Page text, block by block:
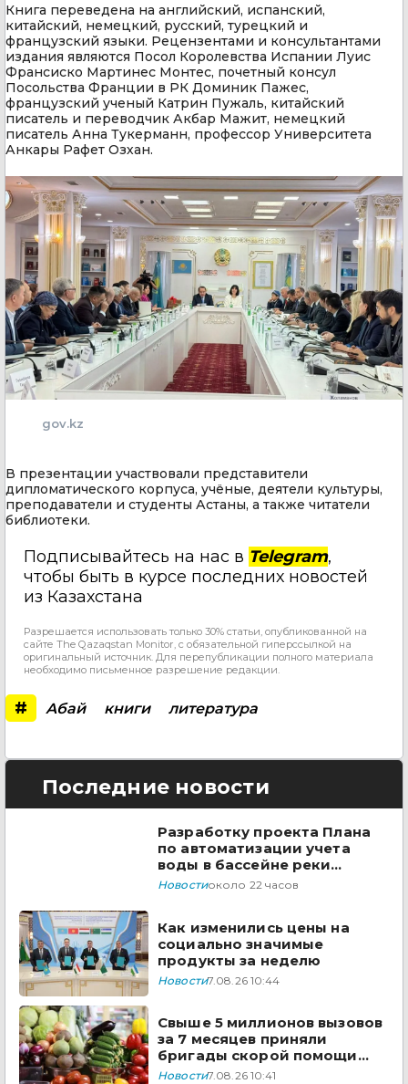
​Книга переведена на английский, испанский,
китайский, немецкий, русский, турецкий и
французский языки. Рецензентами и консультантами
издания являются Посол Королевства Испании Луис
Франсиско Мартинес Монтес, почетный консул
Посольства Франции в РК Доминик Пажес,
французский ученый Катрин Пужаль, китайский
писатель и переводчик Акбар Мажит, немецкий
писатель Анна Тукерманн, профессор Университета
Анкары Рафет Озхан.
gov.kz
В презентации участвовали представители
дипломатического корпуса, учёные, деятели культуры,
преподаватели и студенты Астаны, а также читатели
библиотеки.
Подписывайтесь на нас в Telegram,
чтобы быть в курсе последних новостей
из Казахстана
Разрешается использовать только 30% статьи, опубликованной на
сайте The Qazaqstan Monitor, с обязательной гиперссылкой на
оригинальный источник. Для перепубликации полного материала
необходимо письменное разрешение редакции.
# Абай книги литература
Последние новости
Разработку проекта Плана
по автоматизации учета
воды в бассейне реки
Сырдарья одобрили
Новостиоколо 22 часов
Как изменились цены на
социально значимые
продукты за неделю
Новости7.08.26 10:44
Свыше 5 миллионов вызовов
за 7 месяцев приняли
бригады скорой помощи
Казахстана
Новости7.08.26 10:41